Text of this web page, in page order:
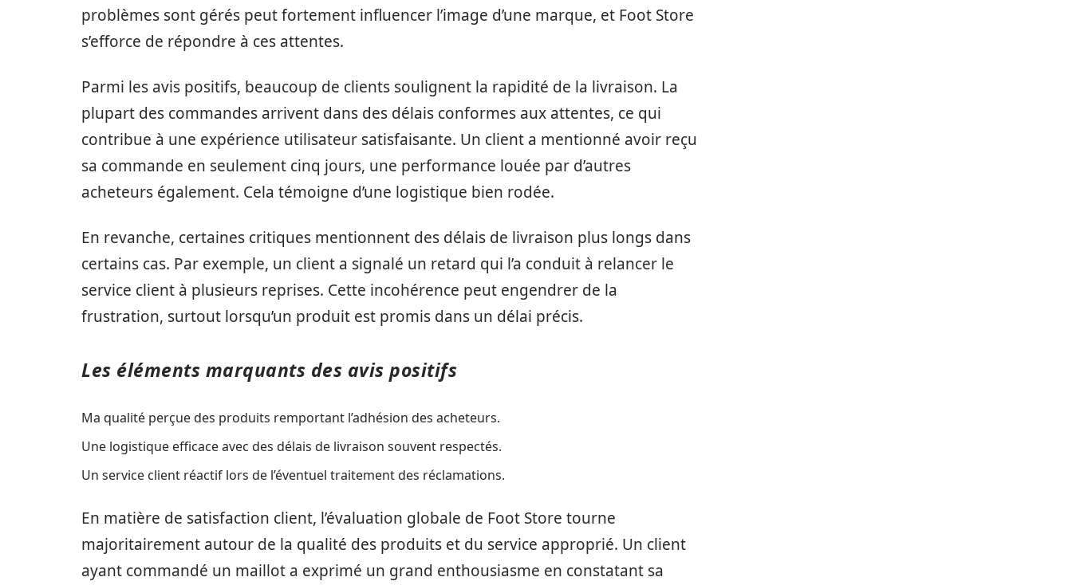
problèmes sont gérés peut fortement influencer l’image d’une marque, et Foot Store
s’efforce de répondre à ces attentes.
Parmi les avis positifs, beaucoup de clients soulignent la rapidité de la livraison. La
plupart des commandes arrivent dans des délais conformes aux attentes, ce qui
contribue à une expérience utilisateur satisfaisante. Un client a mentionné avoir reçu
sa commande en seulement cinq jours, une performance louée par d’autres
acheteurs également. Cela témoigne d’une logistique bien rodée.
En revanche, certaines critiques mentionnent des délais de livraison plus longs dans
certains cas. Par exemple, un client a signalé un retard qui l’a conduit à relancer le
service client à plusieurs reprises. Cette incohérence peut engendrer de la
frustration, surtout lorsqu’un produit est promis dans un délai précis.
Les éléments marquants des avis positifs
Ma qualité perçue des produits remportant l’adhésion des acheteurs.
Une logistique efficace avec des délais de livraison souvent respectés.
Un service client réactif lors de l’éventuel traitement des réclamations.
En matière de satisfaction client, l’évaluation globale de Foot Store tourne
majoritairement autour de la qualité des produits et du service approprié. Un client
ayant commandé un maillot a exprimé un grand enthousiasme en constatant sa